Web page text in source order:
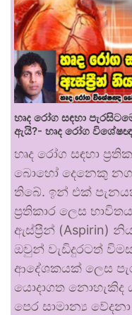
හෘද රෝග සඳහා
ඇයි?- හෘද රෝග
හෘද රෝග සඳහා
බොහෝ දෙනෙකු
තිබේ. ඉන් එක්
ප්‍රතිකාර ලෙස
ඇස්ප්‍රීන් (Aspirin)
ඔවුන් වැඩිදුරටත්
ආදේශකයක් ලෙස
යොදාගත
පෙර සාමාන්‍ය